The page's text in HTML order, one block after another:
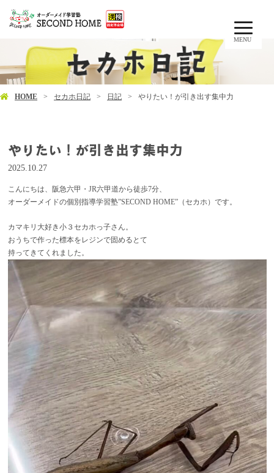
MENU
HOME セカホ日記 日記 やりたい！が引き出す集中力
やりたい！が引き出す集中力
2025.10.27
こんにちは、阪急六甲・JR六甲道から徒歩7分、
オーダーメイドの個別指導学習塾”SECOND HOME”（セカホ）です。
カマキリ大好き小３セカホっ子さん。
おうちで作った標本をレジンで固めるとて
持ってきてくれました。